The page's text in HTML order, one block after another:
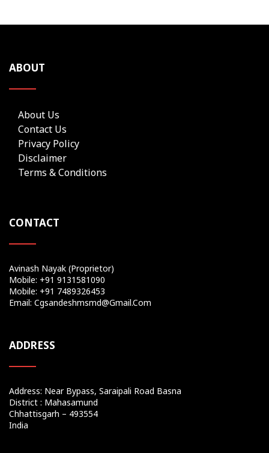
ABOUT
About Us
Contact Us
Privacy Policy
Disclaimer
Terms & Conditions
CONTACT
Avinash Nayak (Proprietor)
Mobile: +91 9131581090
Mobile: +91 7489326453
Email: Cgsandeshmsmd@gmail.com
ADDRESS
Address: Near Bypass, Saraipali Road Basna
District : Mahasamund
Chhattisgarh – 493554
India